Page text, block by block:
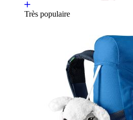
Très populaire